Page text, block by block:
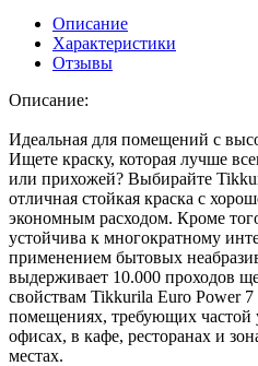
Описание
Характеристики
Отзывы
Описание:
Идеальная для помещений с
Ищете краску, которая лучше
или прихожей? Выбирайте
отличная стойкая краска с
экономным расходом. Кроме
устойчива к многократному
применением бытовых
выдерживает 10.000 проходов
свойствам Tikkurila Euro Power 7
помещениях, требующих частой
офисах, в кафе, ресторанах и
местах.